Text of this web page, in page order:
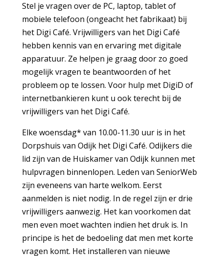
Stel je vragen over de PC, laptop, tablet of
mobiele telefoon (ongeacht het fabrikaat) bij
het Digi Café. Vrijwilligers van het Digi Café
hebben kennis van en ervaring met digitale
apparatuur. Ze helpen je graag door zo goed
mogelijk vragen te beantwoorden of het
probleem op te lossen. Voor hulp met DigiD of
internetbankieren kunt u ook terecht bij de
vrijwilligers van het Digi Café.
Elke woensdag* van 10.00-11.30 uur is in het
Dorpshuis van Odijk het Digi Café. Odijkers die
lid zijn van de Huiskamer van Odijk kunnen met
hulpvragen binnenlopen. Leden van SeniorWeb
zijn eveneens van harte welkom. Eerst
aanmelden is niet nodig. In de regel zijn er drie
vrijwilligers aanwezig. Het kan voorkomen dat
men even moet wachten indien het druk is. In
principe is het de bedoeling dat men met korte
vragen komt. Het installeren van nieuwe